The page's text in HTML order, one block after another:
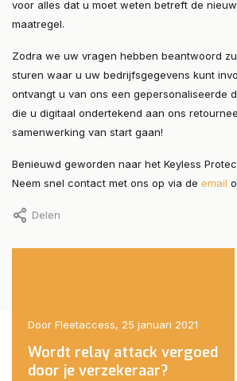
voor alles dat u moet weten betreft de
maatregel.
Zodra we uw vragen hebben beantwoord
sturen waar u uw bedrijfsgegevens kunt
ontvangt u van ons een gepersonaliseerde
die u digitaal ondertekend aan ons
samenwerking van start gaan!
Benieuwd geworden naar het Keyless
Neem snel contact met ons op via de email
Delen
Door Fleetaccess, 25 januari 2021
Wordt relay attack vergoed
door je verzekeraar?